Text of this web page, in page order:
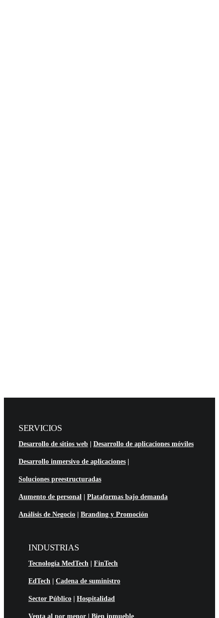
SERVICIOS
Desarrollo de sitios web| Desarrollo de aplicaciones móviles
Desarrollo inmersivo de aplicaciones|
Soluciones preestructuradas
Aumento de personal Plataformas bajo demanda
Análisis de Negocio| Branding y Promoción
INDUSTRIAS
Tecnología MedTech FinTech
EdTech Cadena de suministro
Sector Público| Hospitalidad
Venta al por menor| Bien inmueble